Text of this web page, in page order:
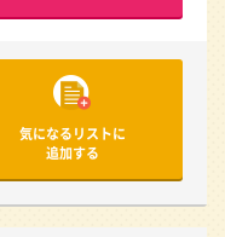
気になるリストに
追加する